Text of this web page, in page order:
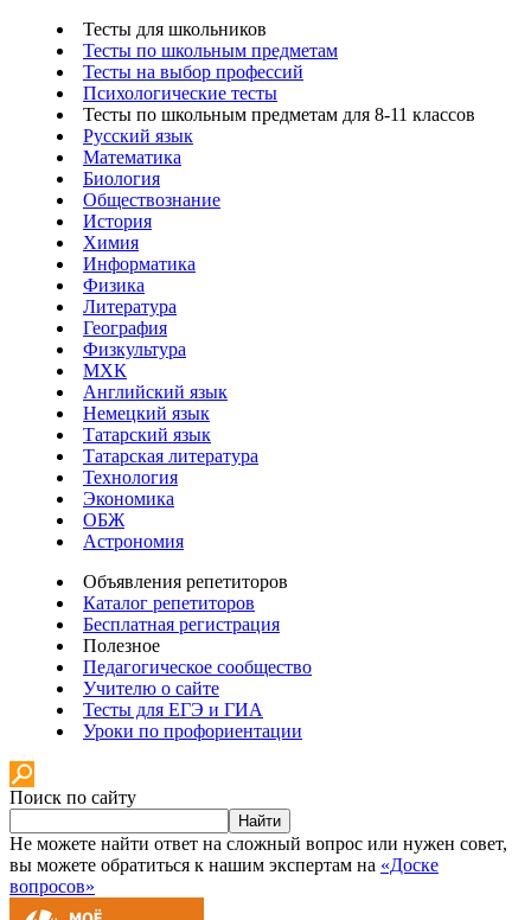
Тесты для школьников
Тесты по школьным предметам
Тесты на выбор профессий
Психологические тесты
Тесты по школьным предметам для 8-11 классов
Русский язык
Математика
Биология
Обществознание
История
Химия
Информатика
Физика
Литература
География
Физкультура
МХК
Английский язык
Немецкий язык
Татарский язык
Татарская литература
Технология
Экономика
ОБЖ
Астрономия
Объявления репетиторов
Каталог репетиторов
Бесплатная регистрация
Полезное
Педагогическое сообщество
Учителю о сайте
Тесты для ЕГЭ и ГИА
Уроки по профориентации
Поиск по сайту
Найти
Не можете найти ответ на сложный вопрос или нужен совет,
вы можете обратиться к нашим экспертам на «Доске
вопросов»